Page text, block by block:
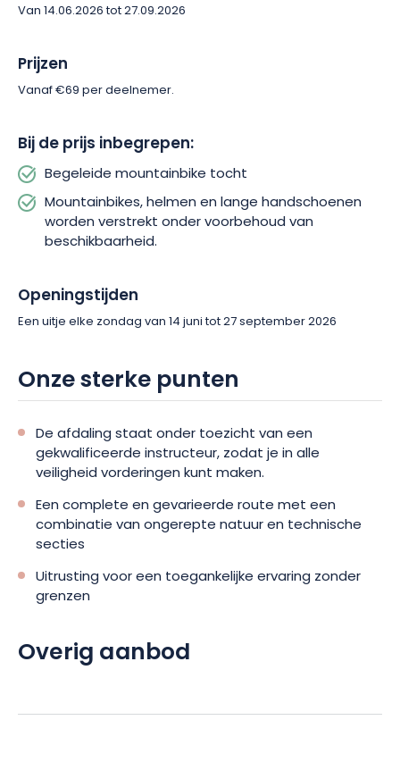
Vogezen. Reserveer je uitstapje en laat je meeslepen door
Van 14.06.2026 tot 27.09.2026
Prijzen
Vanaf €69 per deelnemer.
Bij de prijs inbegrepen:
Begeleide mountainbike tocht
Mountainbikes, helmen en lange handschoenen
worden verstrekt onder voorbehoud van
beschikbaarheid.
Openingstijden
Een uitje elke zondag van 14 juni tot 27 september 2026
Onze sterke punten
De afdaling staat onder toezicht van een
gekwalificeerde instructeur, zodat je in alle
veiligheid vorderingen kunt maken.
Een complete en gevarieerde route met een
combinatie van ongerepte natuur en technische
secties
Uitrusting voor een toegankelijke ervaring zonder
grenzen
Overig aanbod